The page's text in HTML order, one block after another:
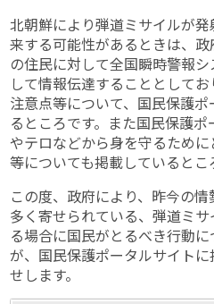
北朝鮮により弾道ミサイルが
来する可能性があるときは、
の住民に対して全国瞬時警報
して情報伝達することとして
注意点等について、国民保護
るところです。また国民保護
やテロなどから身を守るため
等についても掲載しているとこ
この度、政府により、昨今の
多く寄せられている、弾道ミ
る場合に国民がとるべき行動
が、国民保護ポータルサイト
せします。